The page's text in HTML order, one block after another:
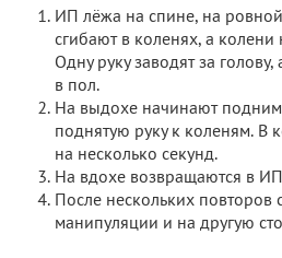
ИП лёжа на спине, на
сгибают в коленях, а колени
Одну руку заводят за
в пол.
На выдохе начинают
поднятую руку к коленям. В
на несколько секунд.
На вдохе возвращаются в
После нескольких
манипуляции и на другую